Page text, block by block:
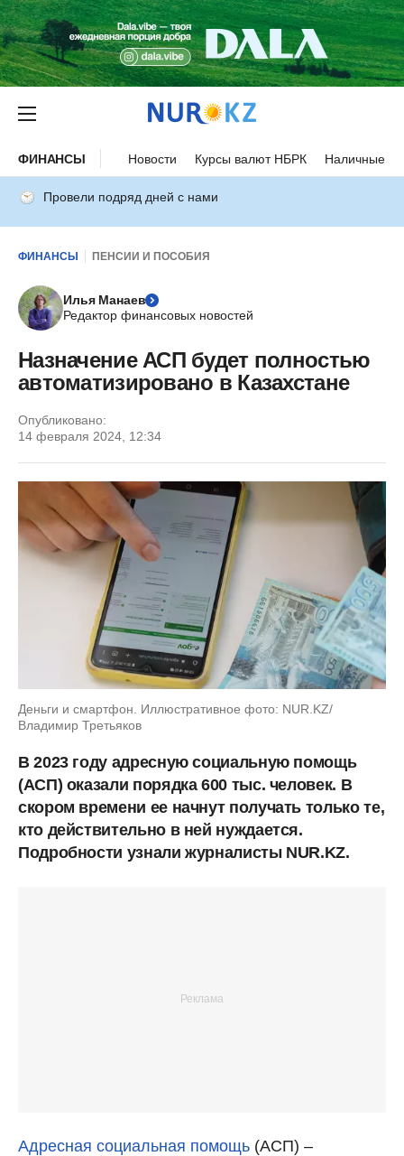
ФИНАНСЫ Новости Курсы валют НБРК Наличные
Провели подряд дней с нами
ФИНАНСЫ ПЕНСИИ И ПОСОБИЯ
Илья Манаев
Редактор финансовых новостей
Назначение АСП будет полностью
автоматизировано в Казахстане
Опубликовано:
14 февраля 2024, 12:34
Деньги и смартфон. Иллюстративное фото: NUR.KZ/
Владимир Третьяков
В 2023 году адресную социальную помощь
(АСП) оказали порядка 600 тыс. человек. В
скором времени ее начнут получать только те,
кто действительно в ней нуждается.
Подробности узнали журналисты NUR.KZ.
Адресная социальная помощь (АСП) –